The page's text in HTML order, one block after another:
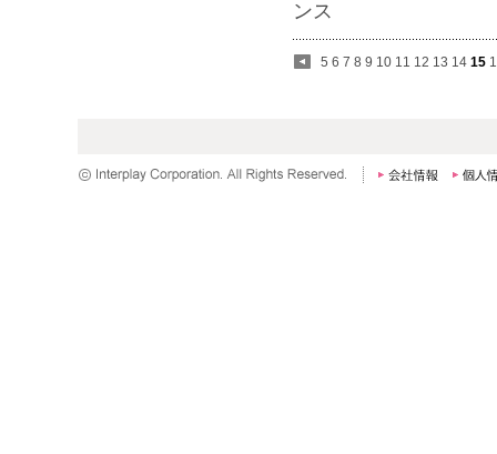
ンス
5 6 7 8 9 10 11 12 13 14 15